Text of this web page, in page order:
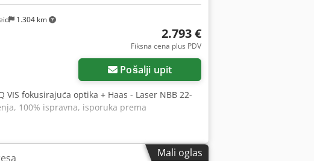
1.304 km
2.793 €
Fiksna cena plus PDV
Pošalji upit
VIS fokusirajuća optika + Haas - Laser NBB 22-
100% ispravna, isporuka prema
Mali oglas